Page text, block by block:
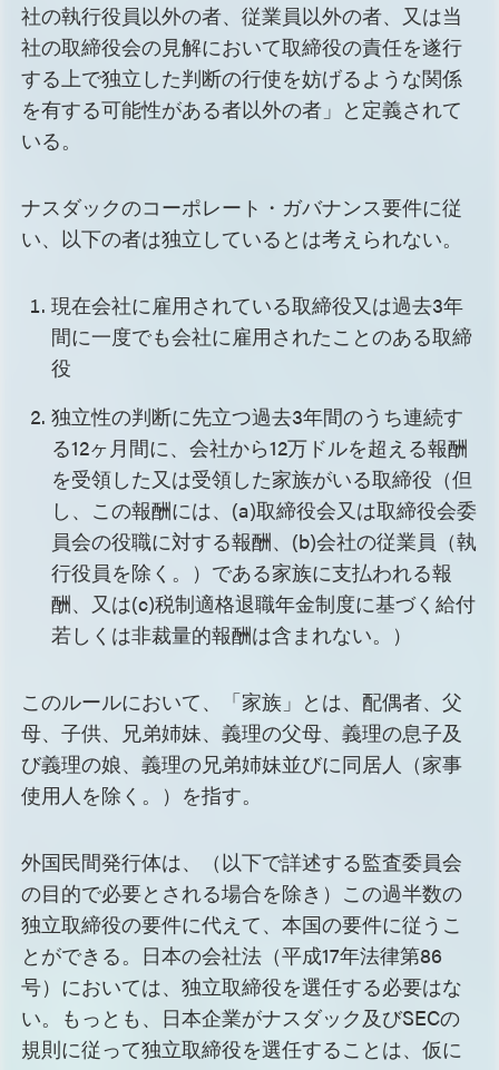
社の執行役員以外の者、従業員以外の者、又は当
社の取締役会の見解において取締役の責任を遂行
する上で独立した判断の行使を妨げるような関係
を有する可能性がある者以外の者」と定義されて
いる。
ナスダックのコーポレート・ガバナンス要件に従
い、以下の者は独立しているとは考えられない。
現在会社に雇用されている取締役又は過去3年
間に一度でも会社に雇用されたことのある取締
役
独立性の判断に先立つ過去3年間のうち連続す
る12ヶ月間に、会社から12万ドルを超える報酬
を受領した又は受領した家族がいる取締役（但
し、この報酬には、(a)取締役会又は取締役会委
員会の役職に対する報酬、(b)会社の従業員（執
行役員を除く。）である家族に支払われる報
酬、又は(c)税制適格退職年金制度に基づく給付
若しくは非裁量的報酬は含まれない。）
このルールにおいて、「家族」とは、配偶者、父
母、子供、兄弟姉妹、義理の父母、義理の息子及
び義理の娘、義理の兄弟姉妹並びに同居人（家事
使用人を除く。）を指す。
外国民間発行体は、（以下で詳述する監査委員会
の目的で必要とされる場合を除き）この過半数の
独立取締役の要件に代えて、本国の要件に従うこ
とができる。日本の会社法（平成17年法律第86
号）においては、独立取締役を選任する必要はな
い。もっとも、日本企業がナスダック及びSECの
規則に従って独立取締役を選任することは、仮に